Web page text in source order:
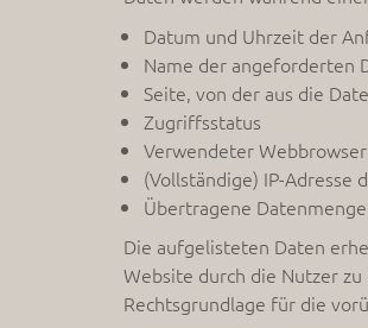
Datum und Uhrzeit der
Name der angeforderten
Seite, von der aus die
Zugriffsstatus
Verwendeter
(Vollständige) IP-Adresse
Übertragene Datenmenge
Die aufgelisteten Daten
Website durch die Nutzer
Rechtsgrundlage für die